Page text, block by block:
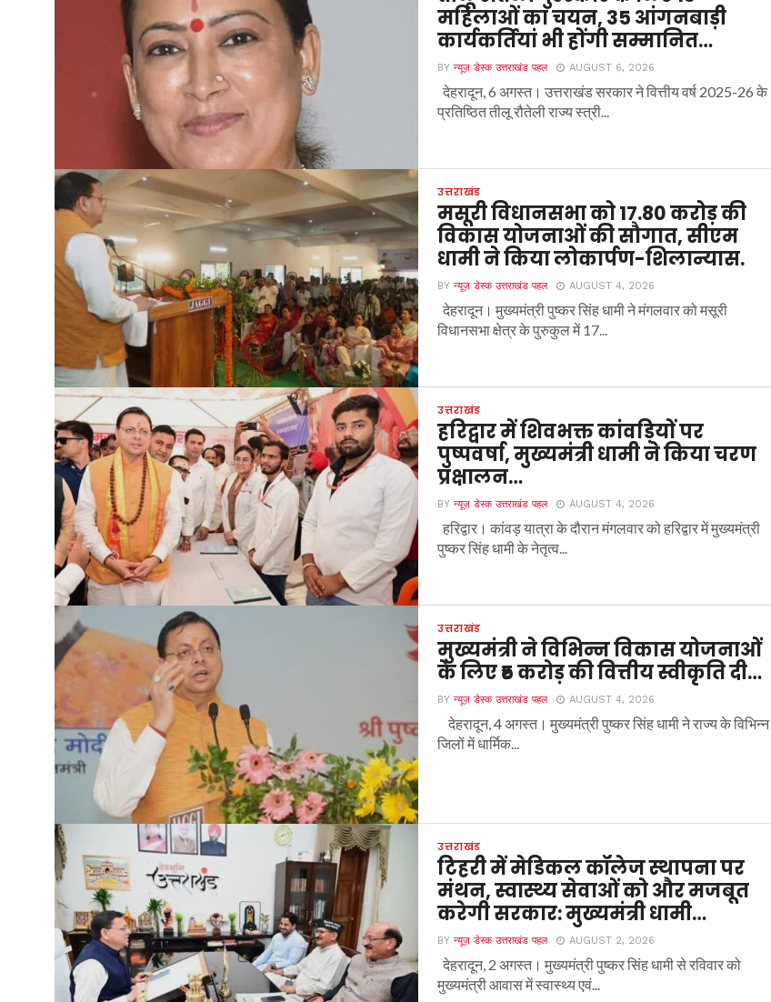
महिलाओं का चयन, 35 आंगनबाड़ी
कार्यकर्तियां भी होंगी सम्मानित…
BYन्यूज़ डेस्क उत्तराखंड पहल AUGUST 6, 2026
देहरादून, 6 अगस्त। उत्तराखंड सरकार ने वित्तीय वर्ष 2025-26 के
प्रतिष्ठित तीलू रौतेली राज्य स्त्री...
उत्तराखंड
मसूरी विधानसभा को 17.80 करोड़ की
विकास योजनाओं की सौगात, सीएम
धामी ने किया लोकार्पण-शिलान्यास.
BYन्यूज़ डेस्क उत्तराखंड पहल AUGUST 4, 2026
देहरादून। मुख्यमंत्री पुष्कर सिंह धामी ने मंगलवार को मसूरी
विधानसभा क्षेत्र के पुरुकुल में 17...
उत्तराखंड
हरिद्वार में शिवभक्त कांवड़ियों पर
पुष्पवर्षा, मुख्यमंत्री धामी ने किया चरण
प्रक्षालन…
BYन्यूज़ डेस्क उत्तराखंड पहल AUGUST 4, 2026
हरिद्वार। कांवड़ यात्रा के दौरान मंगलवार को हरिद्वार में मुख्यमंत्री
पुष्कर सिंह धामी के नेतृत्व...
उत्तराखंड
मुख्यमंत्री ने विभिन्न विकास योजनाओं
के लिए ₹5 करोड़ की वित्तीय स्वीकृति दी…
BYन्यूज़ डेस्क उत्तराखंड पहल AUGUST 4, 2026
देहरादून, 4 अगस्त। मुख्यमंत्री पुष्कर सिंह धामी ने राज्य के विभिन्न
जिलों में धार्मिक...
उत्तराखंड
टिहरी में मेडिकल कॉलेज स्थापना पर
मंथन, स्वास्थ्य सेवाओं को और मजबूत
करेगी सरकार: मुख्यमंत्री धामी…
BYन्यूज़ डेस्क उत्तराखंड पहल AUGUST 2, 2026
देहरादून, 2 अगस्त। मुख्यमंत्री पुष्कर सिंह धामी से रविवार को
मुख्यमंत्री आवास में स्वास्थ्य एवं...